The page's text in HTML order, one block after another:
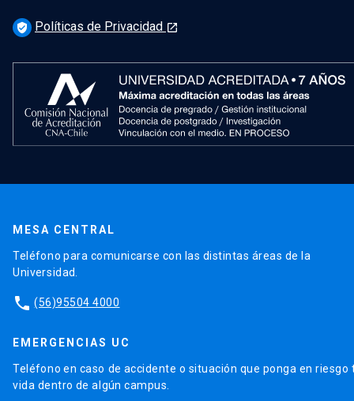
verified_user Políticas de Privacidad launch
MESA CENTRAL
Teléfono para comunicarse con las distintas áreas de la
Universidad.
phone (56)95504 4000
EMERGENCIAS UC
Teléfono en caso de accidente o situación que ponga en riesgo
vida dentro de algún campus.